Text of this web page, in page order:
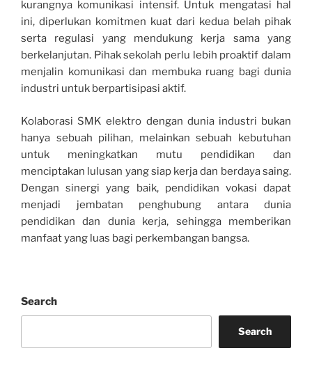
kurangnya komunikasi intensif. Untuk mengatasi hal
ini, diperlukan komitmen kuat dari kedua belah pihak
serta regulasi yang mendukung kerja sama yang
berkelanjutan. Pihak sekolah perlu lebih proaktif dalam
menjalin komunikasi dan membuka ruang bagi dunia
industri untuk berpartisipasi aktif.
Kolaborasi SMK elektro dengan dunia industri bukan
hanya sebuah pilihan, melainkan sebuah kebutuhan
untuk meningkatkan mutu pendidikan dan
menciptakan lulusan yang siap kerja dan berdaya saing.
Dengan sinergi yang baik, pendidikan vokasi dapat
menjadi jembatan penghubung antara dunia
pendidikan dan dunia kerja, sehingga memberikan
manfaat yang luas bagi perkembangan bangsa.
Search
Search